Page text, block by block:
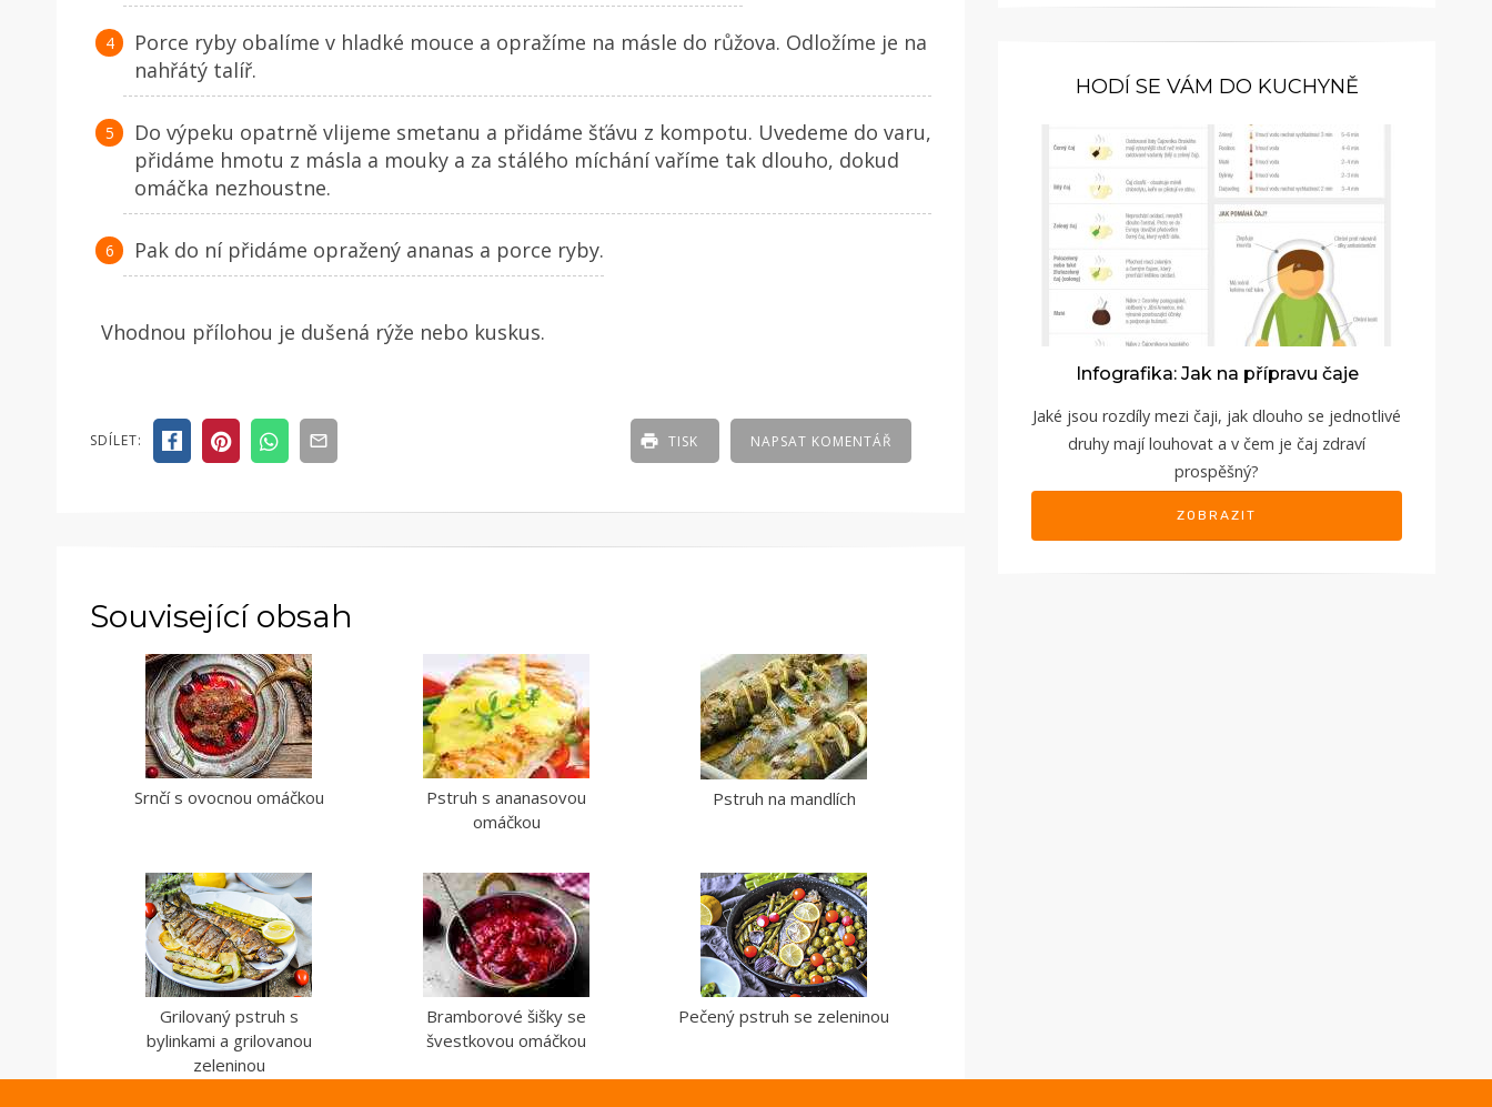
Porce ryby obalíme v hladké mouce a opražíme na másle do růžova. Odložíme je na
nahřátý talíř.
Do výpeku opatrně vlijeme smetanu a přidáme šťávu z kompotu. Uvedeme do varu,
přidáme hmotu z másla a mouky a za stálého míchání vaříme tak dlouho, dokud
omáčka nezhoustne.
Pak do ní přidáme opražený ananas a porce ryby.
Vhodnou přílohou je dušená rýže nebo kuskus.
SDÍLET: NAPSAT KOMENTÁŘ
TISK
Související obsah
Srnčí s ovocnou omáčkou
Pstruh s ananasovou
omáčkou
Pstruh na mandlích
Grilovaný pstruh s
bylinkami a grilovanou
zeleninou
Bramborové šišky se
švestkovou omáčkou
Pečený pstruh se zeleninou
HODÍ SE VÁM DO KUCHYNĚ
Infografika: Jak na přípravu čaje
Jaké jsou rozdíly mezi čaji, jak dlouho se jednotlivé
druhy mají louhovat a v čem je čaj zdraví
prospěšný?
ZOBRAZIT